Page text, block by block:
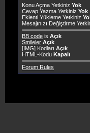
Konu Açma Yetkiniz Yok
Cevap Yazma Yetkiniz Yok
Eklenti Yükleme Yetkiniz
Mesajınızı Değiştirme
BB code is Açık
Smileler Açık
[IMG] Kodları Açık
HTML-Kodu Kapalı
Forum Rules